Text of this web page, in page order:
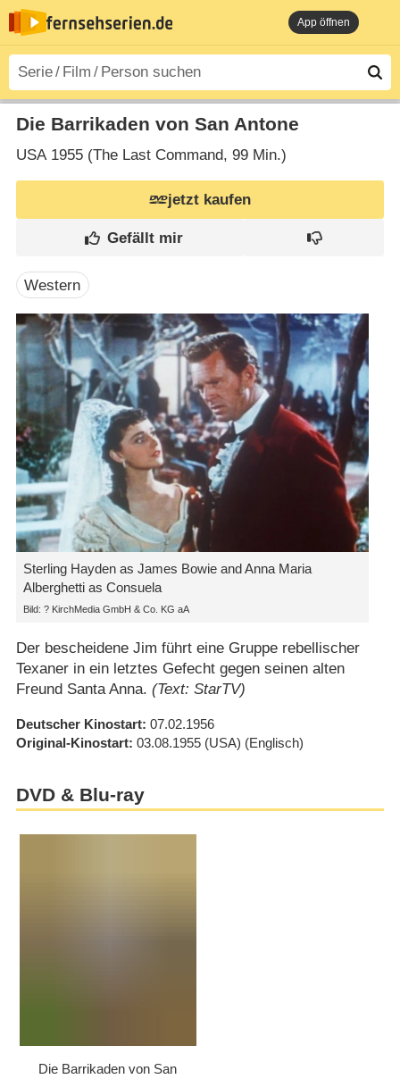
App öffnen
Die Barrikaden von San Antone
USA1955 (The Last Command‎, 99 Min.)
jetzt kaufen
Western
Sterling Hayden as James Bowie and Anna Maria
Alberghetti as Consuela
Bild: ? KirchMedia GmbH & Co. KG aA
Der bescheidene Jim führt eine Gruppe rebellischer
Texaner in ein letztes Gefecht gegen seinen alten
Freund Santa Anna. (Text: StarTV)
Deutscher Kinostart 07.02.1956
Original-Kinostart 03.08.1955 (USA) (Englisch)
DVD & Blu-ray
Die Barrikaden von San